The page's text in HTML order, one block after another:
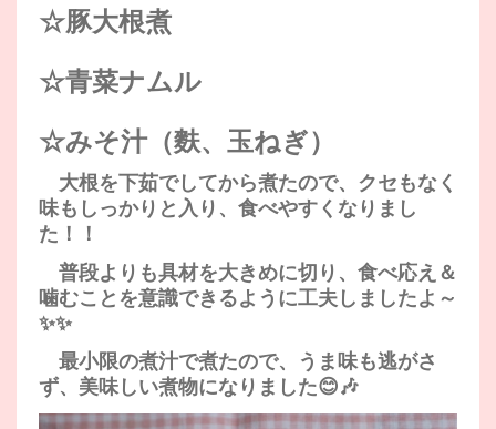
☆豚大根煮
☆青菜ナムル
☆みそ汁（麩、玉ねぎ）
大根を下茹でしてから煮たので、クセもなく
味もしっかりと入り、食べやすくなりまし
た！！
普段よりも具材を大きめに切り、食べ応え＆
噛むことを意識できるように工夫しましたよ～
✨✨
最小限の煮汁で煮たので、うま味も逃がさ
ず、美味しい煮物になりました😊🎶